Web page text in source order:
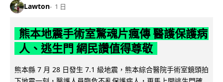
Lawton 1 日
熊本地震手術室驚魂片瘋傳 醫護保護病
人、逃生門 網民讚值得尊敬
熊本縣 7 月 28 日發生 7.1 級地震，熊本綜合醫院手術室鏡頭拍